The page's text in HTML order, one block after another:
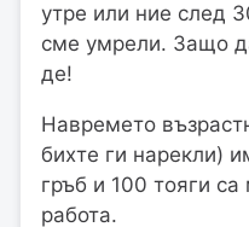
утре или ние след
сме умрели. Защо
де!
Навремето
бихте ги нарекли)
гръб и 100 тояги
работа.